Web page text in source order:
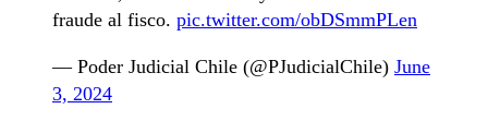
fraude al fisco. pic.twitter.com/obDSmmPLen
— Poder Judicial Chile (@PJudicialChile) June
3, 2024